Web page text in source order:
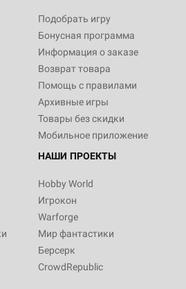
Подобрать игру
Бонусная программа
Информация о заказе
Возврат товара
Помощь с правилами
Архивные игры
Товары без скидки
Мобильное приложение
НАШИ ПРОЕКТЫ
Hobby World
Игрокон
Warforge
Мир фантастики
Берсерк
CrowdRepublic